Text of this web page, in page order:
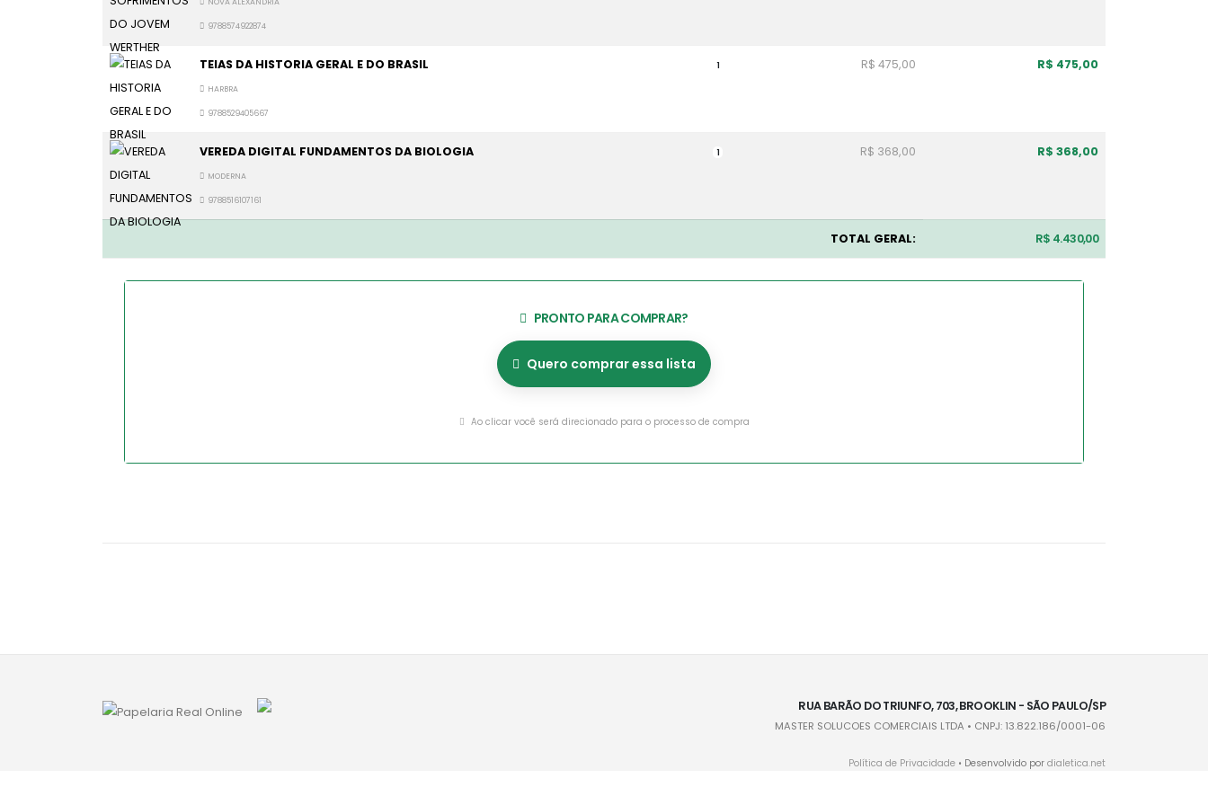
9788574922874
TEIAS DA HISTORIA GERAL E DO BRASIL
HARBRA
9788529405667
1 R$ 475,00 R$ 475,00
VEREDA DIGITAL FUNDAMENTOS DA BIOLOGIA
MODERNA
9788516107161
1 R$ 368,00 R$ 368,00
TOTAL GERAL: R$ 4.430,00
PRONTO PARA COMPRAR?
Quero comprar essa lista
Ao clicar você será direcionado para o processo de compra
RUA BARÃO DO TRIUNFO, 703, BROOKLIN - SÃO PAULO/SP
MASTER SOLUCOES COMERCIAIS LTDA • CNPJ: 13.822.186/0001-06
Política de Privacidade • Desenvolvido por dialetica.net